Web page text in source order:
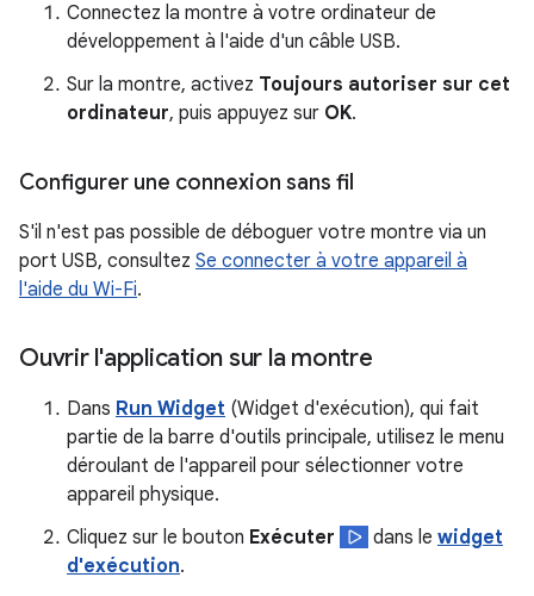
Connectez la montre à votre ordinateur de
développement à l'aide d'un câble USB.
Sur la montre, activez Toujours autoriser sur cet
ordinateur, puis appuyez sur OK.
Configurer une connexion sans fil
S'il n'est pas possible de déboguer votre montre via un
port USB, consultez Se connecter à votre appareil à
l'aide du Wi-Fi.
Ouvrir l'application sur la montre
Dans Run Widget (Widget d'exécution), qui fait
partie de la barre d'outils principale, utilisez le menu
déroulant de l'appareil pour sélectionner votre
appareil physique.
Cliquez sur le bouton Exécuter dans le widget
d'exécution.